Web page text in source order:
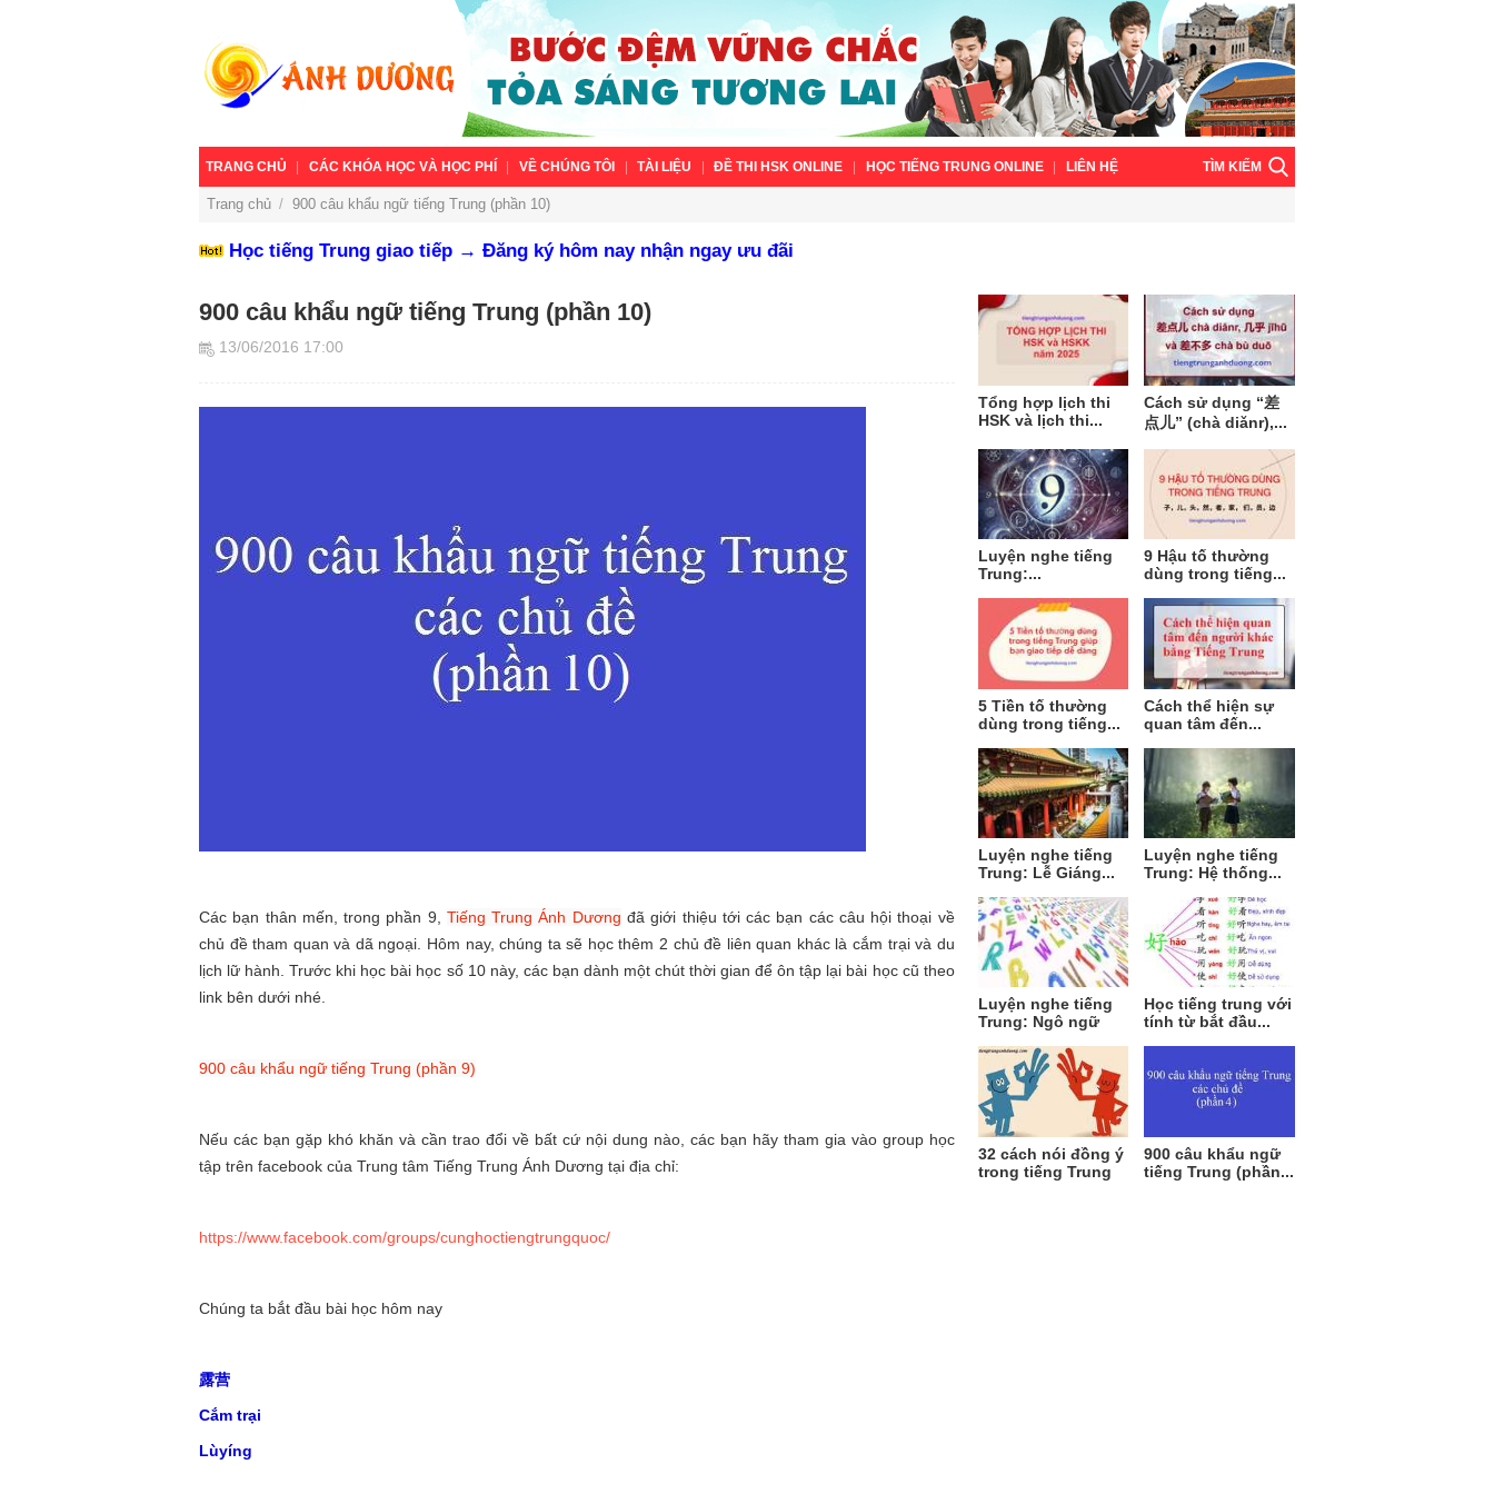
TRANG CHỦ CÁC KHÓA HỌC VÀ HỌC PHÍ VỀ CHÚNG TÔI TÀI LIỆU ĐỀ THI HSK ONLINE HỌC TIẾNG TRUNG ONLINE LIÊN HỆ TÌM KIẾM
Trang chủ / 900 câu khẩu ngữ tiếng Trung (phần 10)
Học tiếng Trung giao tiếp → Đăng ký hôm nay nhận ngay ưu đãi
900 câu khẩu ngữ tiếng Trung (phần 10)
13/06/2016 17:00
Các bạn thân mến, trong phần 9, Tiếng Trung Ánh Dương đã giới thiệu tới các bạn các câu hội thoại về
chủ đề tham quan và dã ngoại. Hôm nay, chúng ta sẽ học thêm 2 chủ đề liên quan khác là cắm trại và du
lịch lữ hành. Trước khi học bài học số 10 này, các bạn dành một chút thời gian để ôn tập lại bài học cũ theo
link bên dưới nhé.
900 câu khẩu ngữ tiếng Trung (phần 9)
Nếu các bạn gặp khó khăn và cần trao đổi về bất cứ nội dung nào, các bạn hãy tham gia vào group học
tập trên facebook của Trung tâm Tiếng Trung Ánh Dương tại địa chỉ:
https://www.facebook.com/groups/cunghoctiengtrungquoc/
Chúng ta bắt đầu bài học hôm nay
露营
Cắm trại
Lùyíng
Tổng hợp lịch thi
HSK và lịch thi...
Cách sử dụng “差
点儿” (chà diǎnr),...
Luyện nghe tiếng
Trung:...
9 Hậu tố thường
dùng trong tiếng...
5 Tiền tố thường
dùng trong tiếng...
Cách thể hiện sự
quan tâm đến...
Luyện nghe tiếng
Trung: Lễ Giáng...
Luyện nghe tiếng
Trung: Hệ thống...
Luyện nghe tiếng
Trung: Ngô ngữ
Học tiếng trung với
tính từ bắt đầu...
32 cách nói đồng ý
trong tiếng Trung
900 câu khẩu ngữ
tiếng Trung (phần...